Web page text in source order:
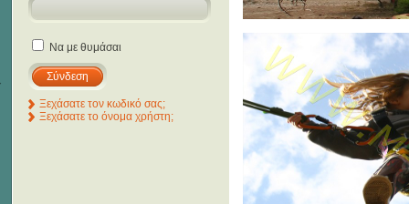
Να με θυμάσαι
Ξεχάσατε τον κωδικό σας;
Ξεχάσατε το όνομα χρήστη;